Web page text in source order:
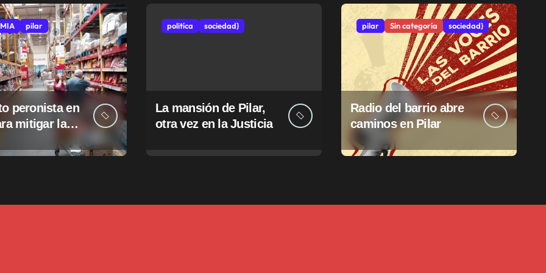
pilar
peronista en
mitigar la
politíca sociedad}
La mansión de Pilar,
otra vez en la Justicia
pilar Sin categoría sociedad}
Radio del barrio abre
caminos en Pilar